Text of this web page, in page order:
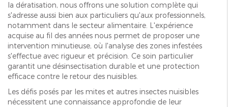
la dératisation, nous offrons une solution complète qui
s'adresse aussi bien aux particuliers qu'aux professionnels,
notamment dans le secteur alimentaire. L'expérience
acquise au fil des années nous permet de proposer une
intervention minutieuse, où l'analyse des zones infestées
s'effectue avec rigueur et précision. Ce soin particulier
garantit une désinsectisation durable et une protection
efficace contre le retour des nuisibles.
Les défis posés par les mites et autres insectes nuisibles
nécessitent une connaissance approfondie de leur